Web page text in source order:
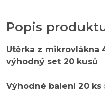
Popis
Utěrka z mikrovlákna
výhodný set 20 kusů
Výhodné balení 20 ks